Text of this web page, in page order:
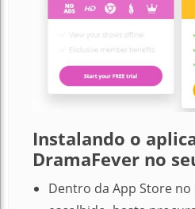
Instalando o
DramaFever no
Dentro da App Store